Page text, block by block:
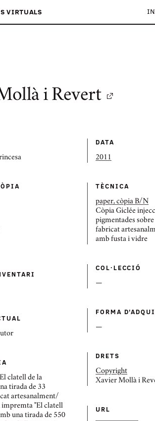
VIRTUALS
i Revert
DATA
2011
TÈCNICA
paper, còpia B/N
Còpia Giclée
pigmentades
fabricat
amb fusta i vidre
COL·LECCIÓ
—
FORMA
—
DRETS
Copyright
Xavier Mollà i
clatell de la
tirada de 33
artesanalment/
"El clatell
una tirada de 550
URL